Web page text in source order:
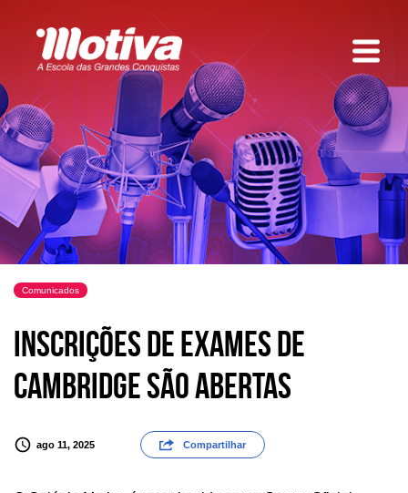
Comunicados
Inscrições de Exames de
Cambridge são abertas
ago 11, 2025 Compartilhar